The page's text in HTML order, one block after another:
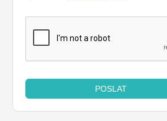
POSLAT